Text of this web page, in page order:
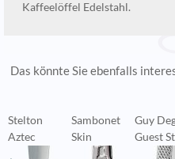
Kaffeelöffel Edelstahl.
Das könnte Sie ebenfalls
Stelton
Aztec
Sambonet
Skin
Guy
Guest